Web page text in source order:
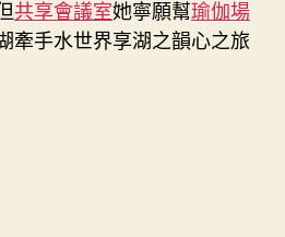
共享會議室她寧願幫瑜伽場
牽手水世界享湖之韻心之旅